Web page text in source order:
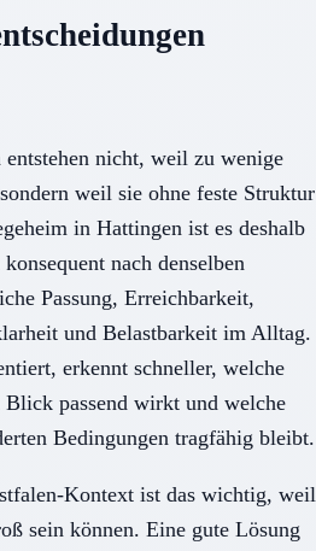
nicht, weil zu wenige
weil sie ohne feste Struktur
in Hattingen ist es deshalb
nach denselben
Passung, Erreichbarkeit,
und Belastbarkeit im Alltag.
erkennt schneller, welche
passend wirkt und welche
Bedingungen tragfähig bleibt.
Kontext ist das wichtig, weil
sein können. Eine gute Lösung